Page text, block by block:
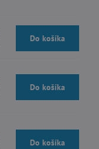
Do košíka
Do košíka
Do košíka